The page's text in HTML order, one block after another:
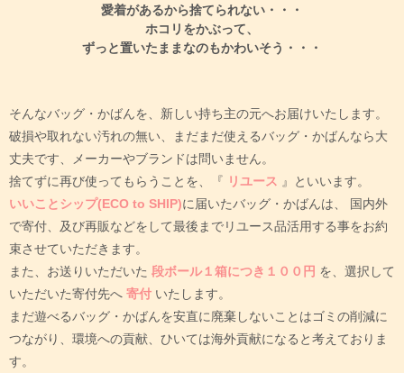
愛着があるから捨てられない・・・
ホコリをかぶって、
ずっと置いたままなのもかわいそう・・・
そんなバッグ・かばんを、新しい持ち主の元へお届けいたします。
破損や取れない汚れの無い、まだまだ使えるバッグ・かばんなら大
丈夫です、メーカーやブランドは問いません。
捨てずに再び使ってもらうことを、『 リユース 』といいます。
いいことシップ(ECO to SHIP)に届いたバッグ・かばんは、
国内外
で寄付、及び再販などをして最後までリユース品活用する事をお約
束させていただきます。
また、お送りいただいた 段ボール１箱につき１００円 を、選択して
いただいた寄付先へ 寄付 いたします。
まだ遊べるバッグ・かばんを安直に廃棄しないことはゴミの削減に
つながり、環境への貢献、ひいては海外貢献になると考えておりま
す。